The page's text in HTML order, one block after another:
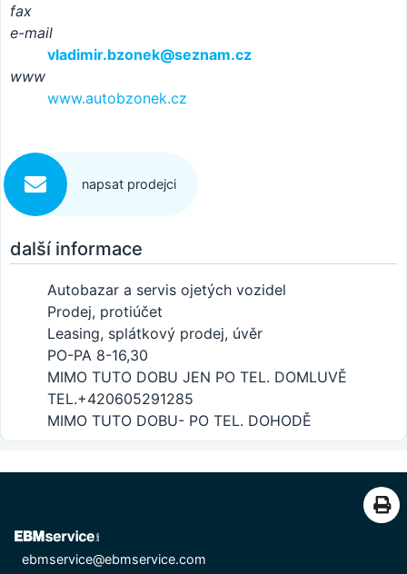
fax
e-mail
vladimir.bzonek@seznam.cz
www
www.autobzonek.cz
napsat prodejci
další informace
Autobazar a servis ojetých vozidel
Prodej, protiúčet
Leasing, splátkový prodej, úvěr
PO-PA 8-16,30
MIMO TUTO DOBU JEN PO TEL. DOMLUVĚ
TEL.+420605291285
MIMO TUTO DOBU- PO TEL. DOHODĚ
ebmservice@ebmservice.com